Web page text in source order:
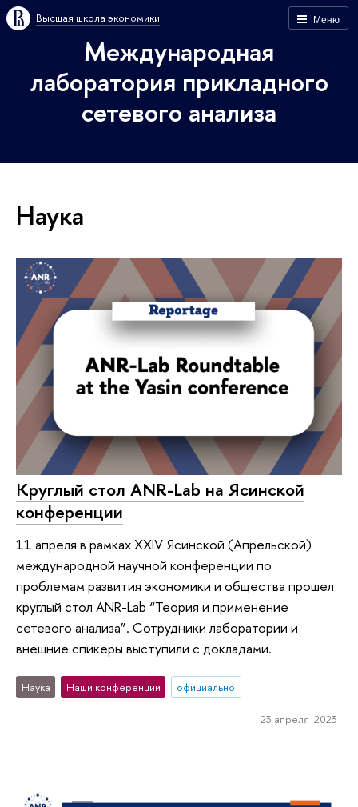
Меню
Высшая школа экономики
Международная
лаборатория прикладного
сетевого анализа
Наука
Круглый стол ANR-Lab на Ясинской
конференции
11 апреля в рамках XXIV Ясинской (Апрельской)
международной научной конференции по
проблемам развития экономики и общества прошел
круглый стол ANR-Lab “Теория и применение
сетевого анализа”. Сотрудники лаборатории и
внешние спикеры выступили с докладами.
Наука Наши конференции официально
23 апреля 2023